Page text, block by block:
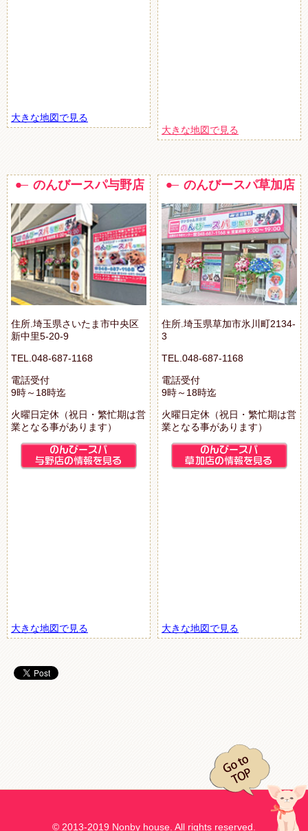
大きな地図で見る
大きな地図で見る
のんびースパ与野店
住所.埼玉県さいたま市中央区
新中里5-20-9
TEL.048-687-1168
電話受付
9時～18時迄
火曜日定休（祝日・繁忙期は営
業となる事があります）
大きな地図で見る
のんびースパ草加店
住所.埼玉県草加市氷川町2134-
3
TEL.048-687-1168
電話受付
9時～18時迄
火曜日定休（祝日・繁忙期は営
業となる事があります）
大きな地図で見る
© 2013-2019 Nonby house. All rights reserved.